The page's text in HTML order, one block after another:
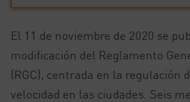
El 11 de noviembre de 2020 se
modificación del Reglamento
(RGC), centrada en la regulación
velocidad en las ciudades. Seis